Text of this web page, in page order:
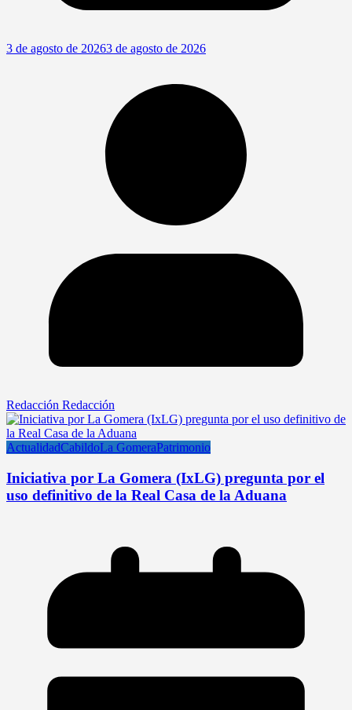
3 de agosto de 20263 de agosto de 2026
Redacción Redacción
ActualidadCabildoLa GomeraPatrimonio
Iniciativa por La Gomera (IxLG) pregunta por el
uso definitivo de la Real Casa de la Aduana